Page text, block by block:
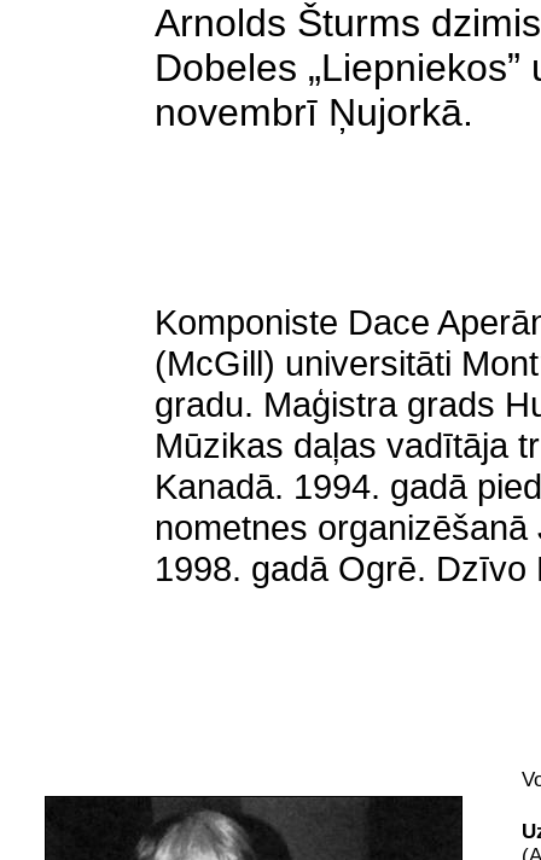
Arnolds Šturms
Dobeles „Liepniekos”
novembrī Ņujorkā.
Komponiste Dace
(McGill) universitāti
gradu. Maģistra grads
Mūzikas daļas vadītāja
Kanadā. 1994. gadā
nometnes
1998. gadā Ogrē. Dzīvo